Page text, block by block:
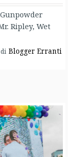
Ripley, Wet
di Blogger Erranti